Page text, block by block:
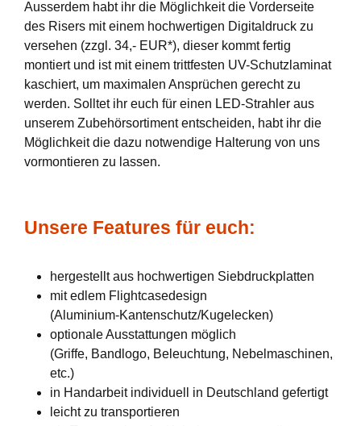
Ausserdem habt ihr die Möglichkeit die Vorderseite
des Risers mit einem hochwertigen Digitaldruck zu
versehen (zzgl. 34,- EUR*), dieser kommt fertig
montiert und ist mit einem trittfesten UV-Schutzlaminat
kaschiert, um maximalen Ansprüchen gerecht zu
werden. Solltet ihr euch für einen LED-Strahler aus
unserem Zubehörsortiment entscheiden, habt ihr die
Möglichkeit die dazu notwendige Halterung von uns
vormontieren zu lassen.
Unsere Features für euch:
hergestellt aus hochwertigen Siebdruckplatten
mit edlem Flightcasedesign
(Aluminium-Kantenschutz/Kugelecken)
optionale Ausstattungen möglich
(Griffe, Bandlogo, Beleuchtung, Nebelmaschinen,
etc.)
in Handarbeit individuell in Deutschland gefertigt
leicht zu transportieren